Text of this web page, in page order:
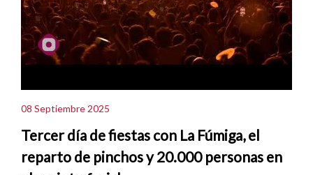
08 Septiembre 2025
Tercer día de fiestas con La Fúmiga, el
reparto de pinchos y 20.000 personas en